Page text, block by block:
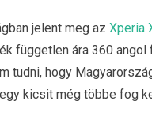
jelent meg az Xperia
független ára 360
tudni, hogy
kicsit még többe fog